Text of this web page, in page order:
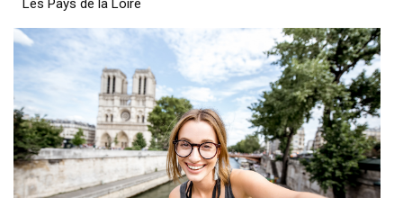
Les Pays de la Loire